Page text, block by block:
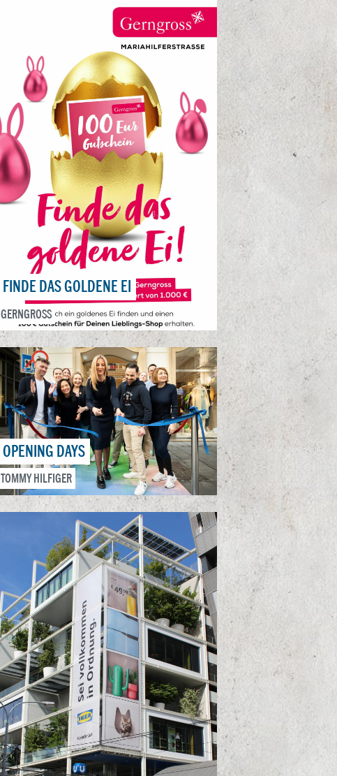
FINDE DAS GOLDENE EI
GERNGROSS
OPENING DAYS
TOMMY HILFIGER